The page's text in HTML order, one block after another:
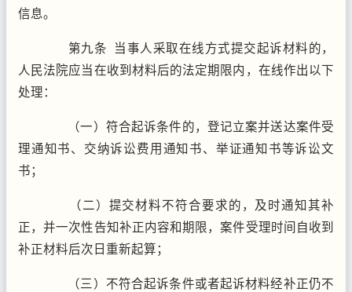
信息。
第九条 当事人采取在线方式提交起诉材料的，
人民法院应当在收到材料后的法定期限内，在线作出以下
处理：
（一）符合起诉条件的，登记立案并送达案件受
理通知书、交纳诉讼费用通知书、举证通知书等诉讼文
书；
（二）提交材料不符合要求的，及时通知其补
正，并一次性告知补正内容和期限，案件受理时间自收到
补正材料后次日重新起算；
（三）不符合起诉条件或者起诉材料经补正仍不